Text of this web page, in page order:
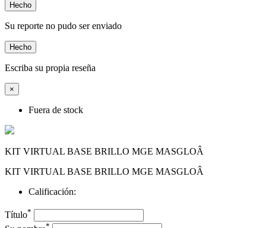
Hecho
Su reporte no pudo ser enviado
Hecho
Escriba su propia reseña
×
Fuera de stock
KIT VIRTUAL BASE BRILLO MGE MASGLOÂ
KIT VIRTUAL BASE BRILLO MGE MASGLOÂ
Calificación:
Título*
*